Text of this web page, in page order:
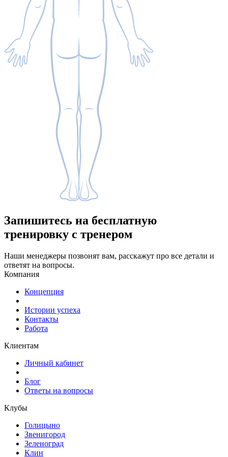
Запишитесь на бесплатную
тренировку с тренером
Наши менеджеры позвонят вам, расскажут про все детали и
ответят на вопросы.
Компания
Концепция
Истории успеха
Контакты
Работа
Клиентам
Личный кабинет
Блог
Ответы на вопросы
Клубы
Голицыно
Звенигород
Зеленоград
Клин